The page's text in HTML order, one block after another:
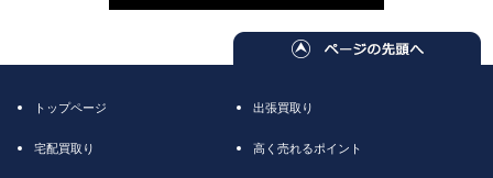
トップページ 出張買取り
宅配買取り 高く売れるポイント